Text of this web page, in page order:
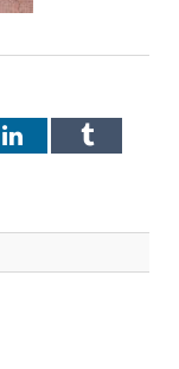
LinkedInTumblr